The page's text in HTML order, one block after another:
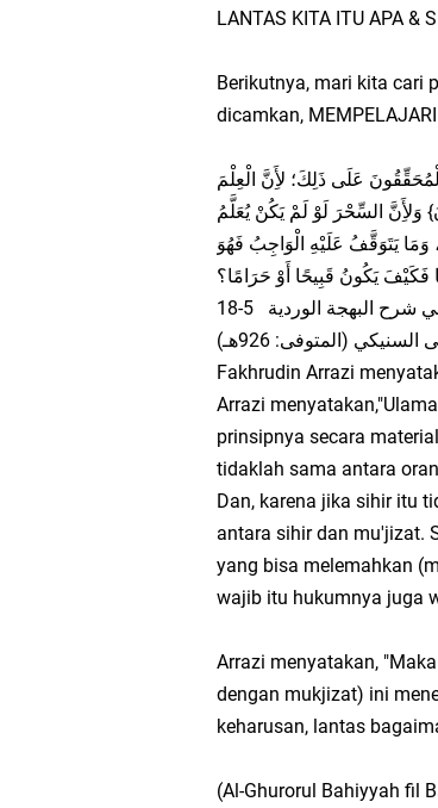
LANTAS KITA ITU APA &
Berikutnya, mari kita cari
dicamkan,
عَلَى ذَلِكَ؛ لأَِنَّ الْعِلْمَ
وَلأَِنَّ السِّحْرَ لَوْ لَمْ يَكُنْ يُعَلَّمُ
وَمَا يَتَوَقَّفُ عَلَيْهِ الْوَاجِبُ فَهُوَ
يَكُونُ قَبِيحًا أَوْ حَرَامًا؟
شرح البهجة الوردية 5-18
(المتوفى: 926هـ)
Fakhrudin Arrazi
Arrazi
prinsipnya secara
tidaklah sama antara
Dan, karena jika sihir itu
antara sihir dan mu'jizat.
yang bisa melemahkan
wajib itu hukumnya juga
Arrazi menyatakan,
dengan mukjizat) ini
keharusan, lantas
(Al-Ghurorul Bahiyyah fil